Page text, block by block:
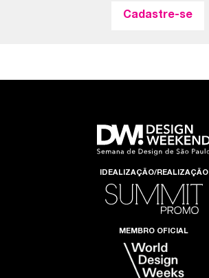
IDEALIZAÇÃO/REALIZAÇÃO
MEMBRO OFICIAL